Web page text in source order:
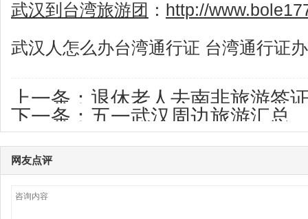
武汉到台湾旅游团 ： http://
武汉人怎么办台湾通行证 台湾通行证
上一条： 退休老人去南非旅游签
证办理
下一条： 五一武汉周边旅游汇总